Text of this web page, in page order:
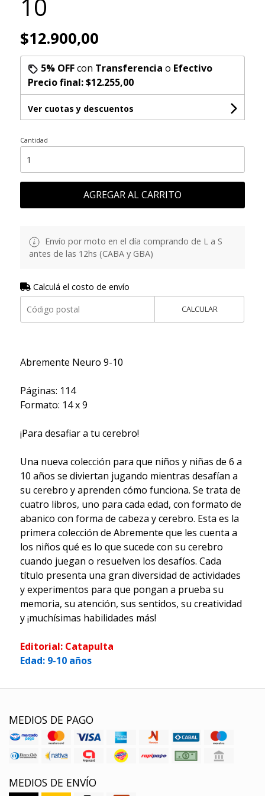
10
$12.900,00
5% OFFcon Transferencia o Efectivo
Precio final:$12.255,00
Ver cuotas y descuentos
Cantidad
AGREGAR AL CARRITO
Envío por moto en el día comprando de L a S
antes de las 12hs (CABA y GBA)
Calculá el costo de envío
CALCULAR
Abremente Neuro 9-10
Páginas: 114
Formato: 14 x 9
¡Para desafiar a tu cerebro!
Una nueva colección para que niños y niñas de 6 a
10 años se diviertan jugando mientras desafían a
su cerebro y aprenden cómo funciona. Se trata de
cuatro libros, uno para cada edad, con formato de
abanico con forma de cabeza y cerebro. Esta es la
primera colección de Abremente que les cuenta a
los niños qué es lo que sucede con su cerebro
cuando juegan o resuelven los desafíos. Cada
título presenta una gran diversidad de actividades
y experimentos para que pongan a prueba su
memoria, su atención, sus sentidos, su creatividad
y ¡muchísimas habilidades más!
Editorial: Catapulta
Edad: 9-10 años
MEDIOS DE PAGO
MEDIOS DE ENVÍO